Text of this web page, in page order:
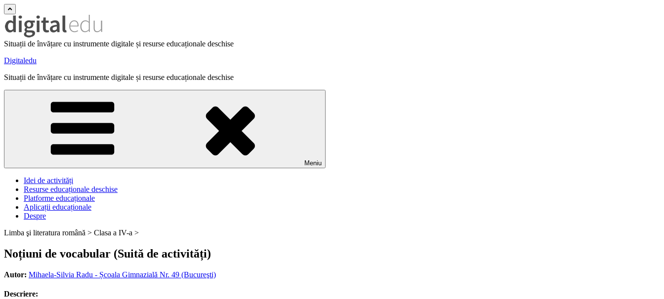
Situații de învățare cu instrumente digitale și resurse educaționale deschise
Digitaledu
Situații de învățare cu instrumente digitale și resurse educaționale deschise
Meniu
Idei de activități
Resurse educaționale deschise
Platforme educaționale
Aplicații educaționale
Despre
Limba şi literatura română > Clasa a IV-a >
Noțiuni de vocabular (Suită de activități)
Autor: Mihaela-Silvia Radu - Școala Gimnazială Nr. 49 (Bucureşti)
Descriere: